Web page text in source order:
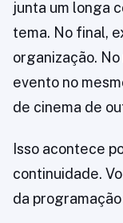
junta um longa
tema. No final,
organização.
evento no
de cinema de
Isso acontece
continuidade.
da